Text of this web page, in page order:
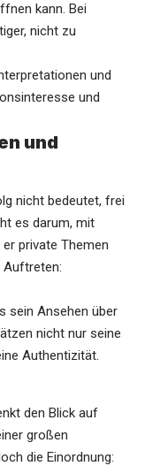
kann. Bei
nicht zu
und
und
und
nicht bedeutet, frei
es darum, mit
private Themen
sein Ansehen über
nicht nur seine
Authentizität.
den Blick auf
großen
die Einordnung: